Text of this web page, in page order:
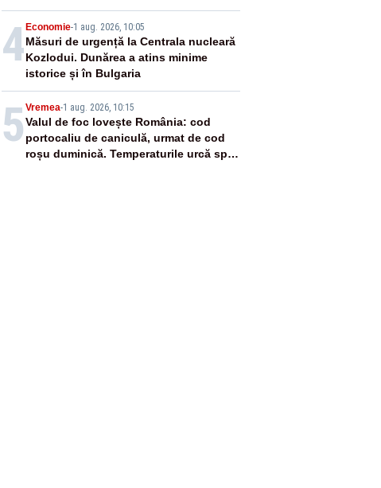
4Economie-1 aug. 2026, 10:05
Măsuri de urgență la Centrala nucleară
Kozlodui. Dunărea a atins minime
istorice și în Bulgaria
5 Vremea-1 aug. 2026, 10:15
Valul de foc lovește România: cod
portocaliu de caniculă, urmat de cod
roșu duminică. Temperaturile urcă spre